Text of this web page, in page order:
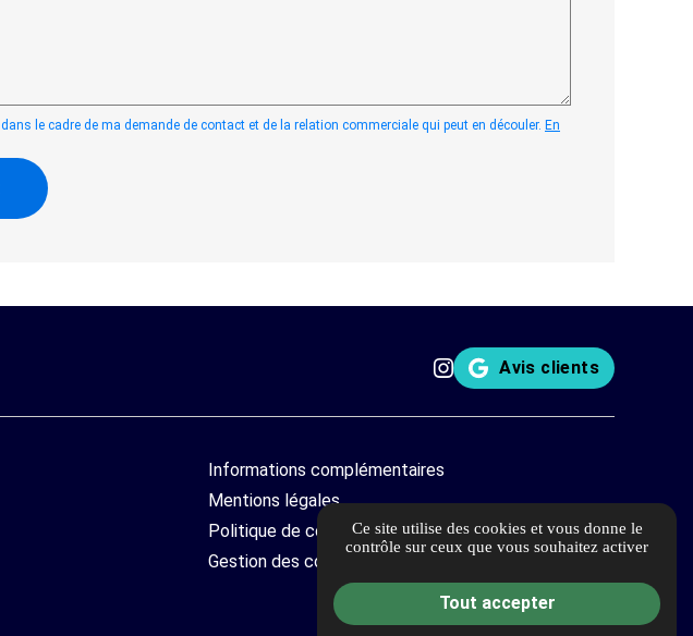
dans le cadre de ma demande de contact et de la relation commerciale qui peut en découler. En
Avis clients
Informations complémentaires
Mentions légales
Politique de confidentialité
Gestion des cookies
Ce site utilise des cookies et vous donne le
contrôle sur ceux que vous souhaitez activer
Tout accepter